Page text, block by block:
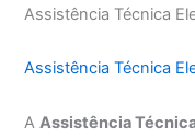
Assistência Técnica
Assistência Técnica
AAssistência